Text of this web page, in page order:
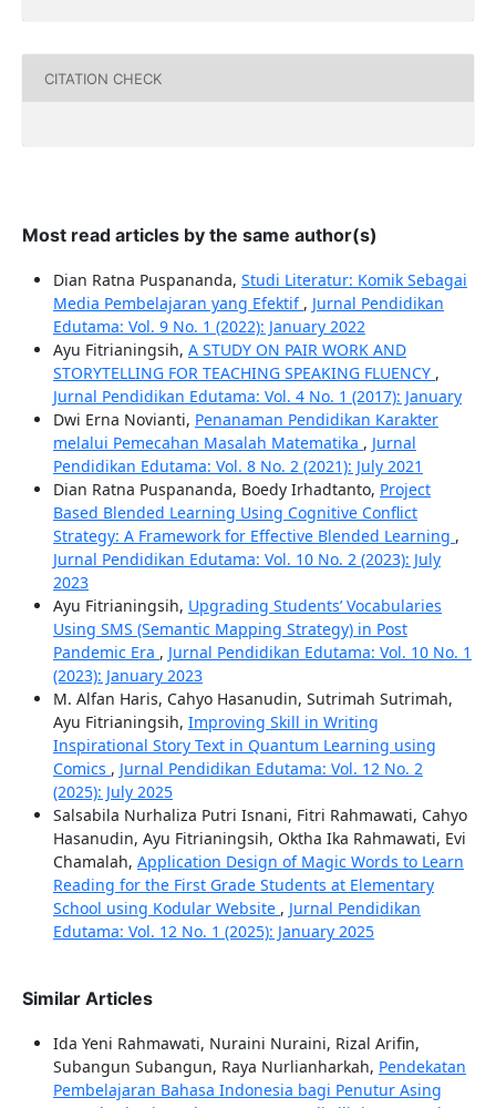
CITATION CHECK
Most read articles by the same author(s)
Dian Ratna Puspananda, Studi Literatur: Komik Sebagai
Media Pembelajaran yang Efektif , Jurnal Pendidikan
Edutama: Vol. 9 No. 1 (2022): January 2022
Ayu Fitrianingsih, A STUDY ON PAIR WORK AND
STORYTELLING FOR TEACHING SPEAKING FLUENCY ,
Jurnal Pendidikan Edutama: Vol. 4 No. 1 (2017): January
Dwi Erna Novianti, Penanaman Pendidikan Karakter
melalui Pemecahan Masalah Matematika , Jurnal
Pendidikan Edutama: Vol. 8 No. 2 (2021): July 2021
Dian Ratna Puspananda, Boedy Irhadtanto, Project
Based Blended Learning Using Cognitive Conflict
Strategy: A Framework for Effective Blended Learning ,
Jurnal Pendidikan Edutama: Vol. 10 No. 2 (2023): July
2023
Ayu Fitrianingsih, Upgrading Students’ Vocabularies
Using SMS (Semantic Mapping Strategy) in Post
Pandemic Era , Jurnal Pendidikan Edutama: Vol. 10 No. 1
(2023): January 2023
M. Alfan Haris, Cahyo Hasanudin, Sutrimah Sutrimah,
Ayu Fitrianingsih, Improving Skill in Writing
Inspirational Story Text in Quantum Learning using
Comics , Jurnal Pendidikan Edutama: Vol. 12 No. 2
(2025): July 2025
Salsabila Nurhaliza Putri Isnani, Fitri Rahmawati, Cahyo
Hasanudin, Ayu Fitrianingsih, Oktha Ika Rahmawati, Evi
Chamalah, Application Design of Magic Words to Learn
Reading for the First Grade Students at Elementary
School using Kodular Website , Jurnal Pendidikan
Edutama: Vol. 12 No. 1 (2025): January 2025
Similar Articles
Ida Yeni Rahmawati, Nuraini Nuraini, Rizal Arifin,
Subangun Subangun, Raya Nurlianharkah, Pendekatan
Pembelajaran Bahasa Indonesia bagi Penutur Asing